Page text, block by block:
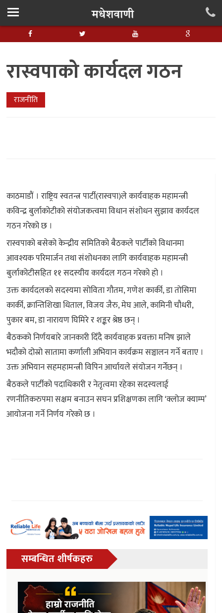
रास्वपाको कार्यदल गठन
राजनीति
काठमाडौं । राष्ट्रिय स्वतन्त्र पार्टी(रास्वपा)ले कार्यवाहक महामन्त्री
कविन्द्र बुर्लाकोटीको संयोजकत्वमा विधान संशोधन सुझाव कार्यदल
गठन गरेको छ ।
रास्वपाको बसेको केन्द्रीय समितिको बैठकले पार्टीको विधानमा
आवश्यक परिमार्जन तथा संशोधनका लागि कार्यवाहक महामन्त्री
बुर्लाकोटीसहित ११ सदस्यीय कार्यदल गठन गरेको हो ।
उक्त कार्यदलको सदस्यमा सोविता गौतम, गणेश कार्की, डा तोसिमा
कार्की, क्रान्तिशिखा धिताल, विजय जैरु, मेघ आले, कामिनी चौधरी,
पुकार बम, डा नारायण घिमिरे र शङ्कर श्रेष्ठ छन् ।
बैठकको निर्णयबारे जानकारी दिँदै कार्यवाहक प्रवक्ता मनिष झाले
भदौको दोस्रो सातामा कर्णाली अभियान कार्यक्रम सञ्चालन गर्ने बताए ।
उक्त अभियान सहमहामन्त्री विपिन आर्चायले संयोजन गर्नेछन् ।
बैठकले पार्टीको पदाधिकारी र नेतृत्वमा रहेका सदस्यलाई
रणनीतिकरुपमा सक्षम बनाउन सघन प्रशिक्षणका लागि ‘क्लोज क्याम्प’
आयोजना गर्ने निर्णय गरेको छ ।
सम्बन्धित शीर्षकहरु